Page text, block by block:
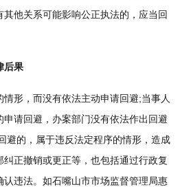
他关系可能影响公正执法的，应当回
果
形，而没有依法主动申请回避;当事人
请回避，办案部门没有依法作出回避
避的，属于违反法定程序的情形，造成
正撤销或更正等，也包括通过行政复
违法。如石嘴山市市场监督管理局惠